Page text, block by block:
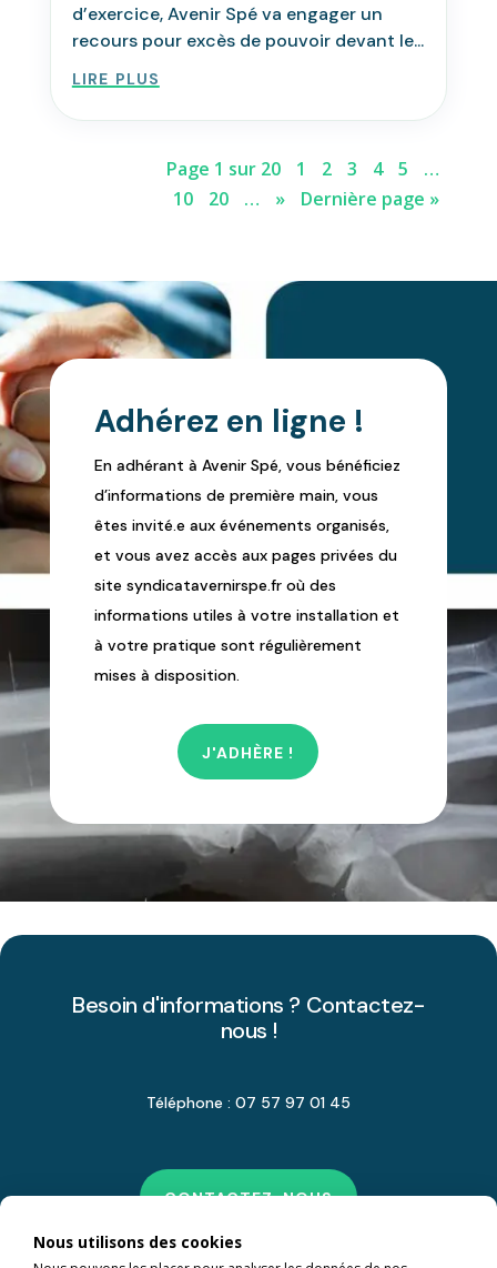
d’exercice, Avenir Spé va engager un
recours pour excès de pouvoir devant le...
lire plus
Page 1 sur 20 1 2 3 4 5
…
10
20 … » Dernière page »
Adhérez en ligne !
En adhérant à Avenir Spé, vous bénéficiez
d’informations de première main, vous
êtes invité.e aux événements organisés,
et vous avez accès aux pages privées du
site syndicatavernirspe.fr où des
informations utiles à votre installation et
à votre pratique sont régulièrement
mises à disposition.
J'ADHÈRE !
Besoin d'informations ? Contactez-
nous !
Téléphone : 07 57 97 01 45
CONTACTEZ-NOUS
Nous utilisons des cookies